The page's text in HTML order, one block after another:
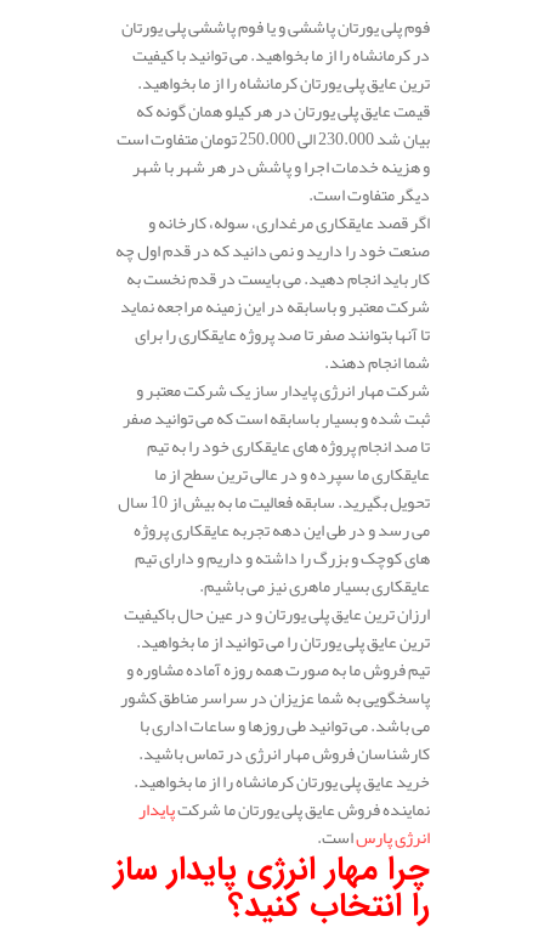
فوم پلی یورتان پاششی و یا فوم پاششی پلی یورتان
در کرمانشاه را از ما بخواهید. می توانید با کیفیت
ترین عایق پلی یورتان کرمانشاه را از ما بخواهید.
قیمت عایق پلی یورتان در هر کیلو همان گونه که
بیان شد 230.000 الی 250.000 تومان متفاوت است
و هزینه خدمات اجرا و پاشش در هر شهر با شهر
دیگر متفاوت است.
اگر قصد عایقکاری مرغداری، سوله، کارخانه و
صنعت خود را دارید و نمی دانید که در قدم اول چه
کار باید انجام دهید. می بایست در قدم نخست به
شرکت معتبر و باسابقه در این زمینه مراجعه نماید
تا آنها بتوانند صفر تا صد پروژه عایقکاری را برای
شما انجام دهند.
شرکت مهار انرژی پایدار ساز یک شرکت معتبر و
ثبت شده و بسیار باسابقه است که می توانید صفر
تا صد انجام پروژه های عایقکاری خود را به تیم
عایقکاری ما سپرده و در عالی ترین سطح از ما
تحویل بگیرید. سابقه فعالیت ما به بیش از 10 سال
می رسد و در طی این دهه تجربه عایقکاری پروژه
های کوچک و بزرگ را داشته و داریم و دارای تیم
عایقکاری بسیار ماهری نیز می باشیم.
ارزان ترین عایق پلی یورتان و در عین حال باکیفیت
ترین عایق پلی یورتان را می توانید از ما بخواهید.
تیم فروش ما به صورت همه روزه آماده مشاوره و
پاسخگویی به شما عزیزان در سراسر مناطق کشور
می باشد. می توانید طی روزها و ساعات اداری با
کارشناسان فروش مهار انرژی در تماس باشید.
خرید عایق پلی یورتان کرمانشاه را از ما بخواهید.
نماینده فروش عایق پلی یورتان ما شرکتپایدار
انرژی پارساست.
چرا مهار انرژی پایدار ساز
را انتخاب کنید؟